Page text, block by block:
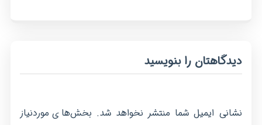
دیدگاهتان را بنویسید
نشانی ایمیل شما منتشر نخواهد شد. بخش‌های موردنیاز